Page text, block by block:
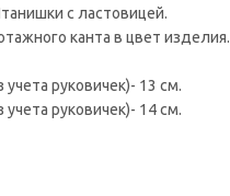
с ластовицей.
канта в цвет изделия.
руковичек)- 13 см.
руковичек)- 14 см.